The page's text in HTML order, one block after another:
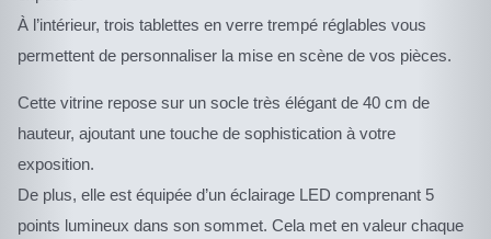
À l’intérieur, trois tablettes en verre trempé réglables vous
permettent de personnaliser la mise en scène de vos pièces.
Cette vitrine repose sur un socle très élégant de 40 cm de
hauteur, ajoutant une touche de sophistication à votre
exposition.
De plus, elle est équipée d’un éclairage LED comprenant 5
points lumineux dans son sommet. Cela met en valeur chaque